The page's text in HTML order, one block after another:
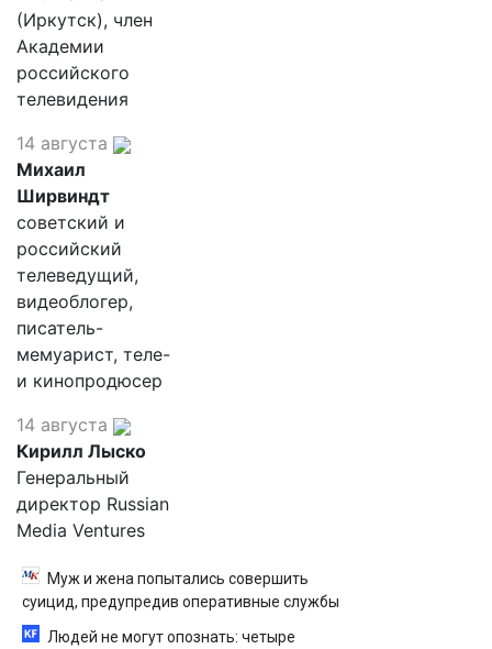
(Иркутск), член
Академии
российского
телевидения
14 августа
Михаил
Ширвиндт
советский и
российский
телеведущий,
видеоблогер,
писатель-
мемуарист, теле-
и кинопродюсер
14 августа
Кирилл Лыско
Генеральный
директор Russian
Media Ventures
Муж и жена попытались совершить
суицид, предупредив оперативные службы
Людей не могут опознать: четыре